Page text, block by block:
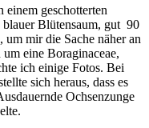
geschotterten
Blütensaum, gut 90
mir die Sache näher an
eine Boraginaceae,
ich einige Fotos. Bei
sich heraus, dass es
Ochsenzunge